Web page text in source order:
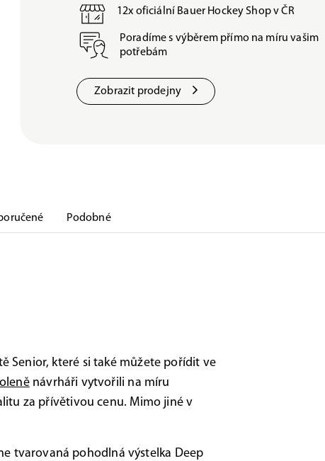
12x oficiální Bauer Hockey Shop v ČR
Poradíme s výběrem přímo na míru vašim
potřebám
Zobrazit prodejny
Podobné
Senior, které si také můžete pořídit ve
návrháři vytvořili na míru
za přívětivou cenu. Mimo jiné v
tvarovaná pohodlná výstelka Deep